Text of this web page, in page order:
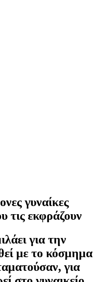
γυναίκες
τις εκφράζουν
για την
με το κόσμημα
για